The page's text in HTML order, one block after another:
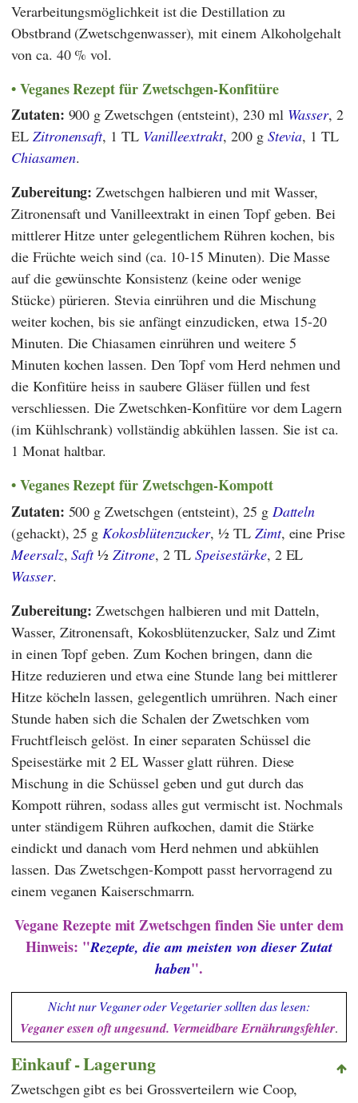
Verarbeitungsmöglichkeit ist die Destillation zu
Obstbrand (Zwetschgenwasser), mit einem Alkoholgehalt
von ca. 40 % vol.
Veganes Rezept für Zwetschgen-Konfitüre
Zutaten: 900 g Zwetschgen (entsteint), 230 ml Wasser, 2
EL Zitronensaft, 1 TL Vanilleextrakt, 200 g Stevia, 1 TL
Chiasamen.
Zubereitung:Zwetschgen halbieren und mit Wasser,
Zitronensaft und Vanilleextrakt in einen Topf geben. Bei
mittlerer Hitze unter gelegentlichem Rühren kochen, bis
die Früchte weich sind (ca. 10-15 Minuten). Die Masse
auf die gewünschte Konsistenz (keine oder wenige
Stücke) pürieren. Stevia einrühren und die Mischung
weiter kochen, bis sie anfängt einzudicken, etwa 15-20
Minuten. Die Chiasamen einrühren und weitere 5
Minuten kochen lassen. Den Topf vom Herd nehmen und
die Konfitüre heiss in saubere Gläser füllen und fest
verschliessen. Die Zwetschken-Konfitüre vor dem Lagern
(im Kühlschrank) vollständig abkühlen lassen. Sie ist ca.
1 Monat haltbar.
Veganes Rezept für Zwetschgen-Kompott
Zutaten: 500 g Zwetschgen (entsteint), 25 g Datteln
(gehackt), 25 g Kokosblütenzucker, ½ TL Zimt, eine Prise
Meersalz,Saft½Zitrone, 2 TLSpeisestärke, 2 EL
Wasser.
Zubereitung:Zwetschgen halbieren und mit Datteln,
Wasser, Zitronensaft, Kokosblütenzucker, Salz und Zimt
in einen Topf geben. Zum Kochen bringen, dann die
Hitze reduzieren und etwa eine Stunde lang bei mittlerer
Hitze köcheln lassen, gelegentlich umrühren. Nach einer
Stunde haben sich die Schalen der Zwetschken vom
Fruchtfleisch gelöst. In einer separaten Schüssel die
Speisestärke mit 2 EL Wasser glatt rühren. Diese
Mischung in die Schüssel geben und gut durch das
Kompott rühren, sodass alles gut vermischt ist. Nochmals
unter ständigem Rühren aufkochen, damit die Stärke
eindickt und danach vom Herd nehmen und abkühlen
lassen. Das Zwetschgen-Kompott passt hervorragend zu
einem veganen Kaiserschmarrn.
Vegane Rezepte mit Zwetschgen finden Sie unter dem
Hinweis: "Rezepte, die am meisten von dieser Zutat
haben".
Nicht nur Veganer oder Vegetarier sollten das lesen:
Veganer essen oft ungesund. Vermeidbare Ernährungsfehler.
Einkauf - Lagerung
Zwetschgen gibt es bei Grossverteilern wie Coop,